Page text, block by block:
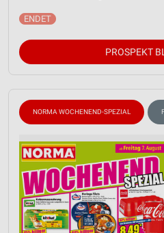
PROSPEKT
NORMA WOCHENEND-SPEZIAL